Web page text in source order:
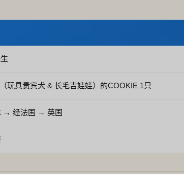
玩具贵宾犬 & 长毛吉娃娃）的COOKIE 1只
→ 经法国 → 英国